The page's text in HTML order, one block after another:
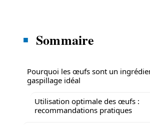
Sommaire
Pourquoi les œufs sont un
gaspillage idéal
Utilisation optimale des œufs :
recommandations pratiques